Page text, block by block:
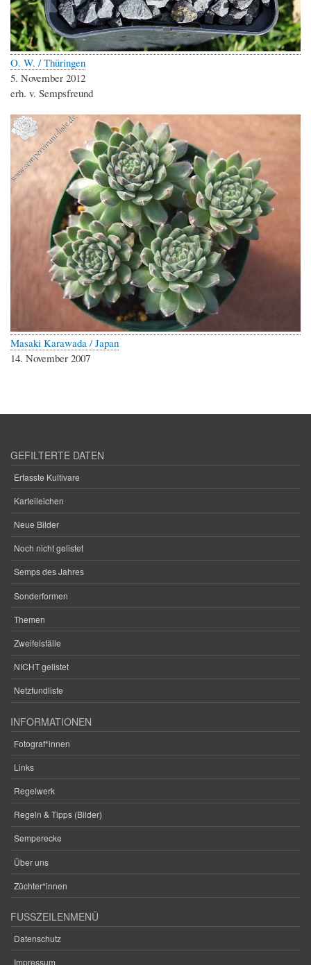
O. W. / Thüringen
5. November 2012
erh. v. Sempsfreund
Masaki Karawada / Japan
14. November 2007
GEFILTERTE DATEN
Erfasste Kultivare
Karteileichen
Neue Bilder
Noch nicht gelistet
Semps des Jahres
Sonderformen
Themen
Zweifelsfälle
NICHT gelistet
Netzfundliste
INFORMATIONEN
Fotograf*innen
Links
Regelwerk
Regeln & Tipps (Bilder)
Semperecke
Über uns
Züchter*innen
FUSSZEILENMENÜ
Datenschutz
Impressum